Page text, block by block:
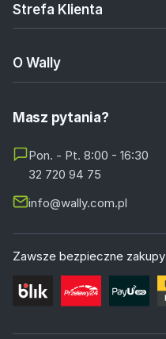
Strefa Klienta
O Wally
Masz pytania?
Pon. - Pt. 8:00 - 16:30
32 720 94 75
info@wally.com.pl
Zawsze bezpieczne zakupy